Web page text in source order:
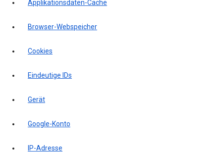
Applikationsdaten-Cache
Browser-Webspeicher
Cookies
Eindeutige IDs
Gerät
Google-Konto
IP-Adresse